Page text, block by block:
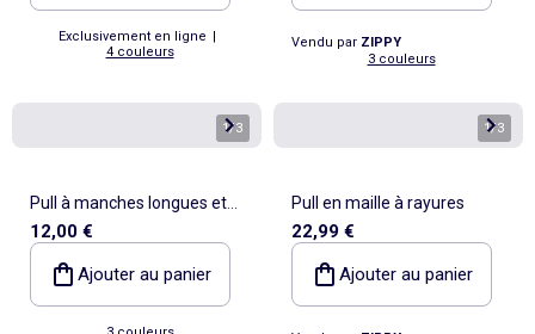
Exclusivement en ligne |
4 couleurs
Vendu par ZIPPY
3 couleurs
1/3
Pull à manches longues et
rayures
12,00 €
Ajouter au panier
1/3
Pull en maille à rayures
22,99 €
Ajouter au panier